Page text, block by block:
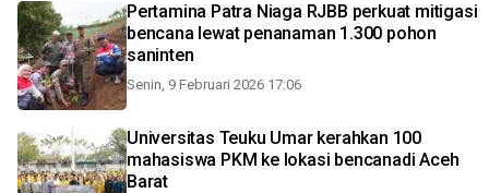
Pertamina Patra Niaga RJBB perkuat mitigasi
bencana lewat penanaman 1.300 pohon
saninten
Senin, 9 Februari 2026 17:06
Universitas Teuku Umar kerahkan 100
mahasiswa PKM ke lokasi bencanadi Aceh
Barat